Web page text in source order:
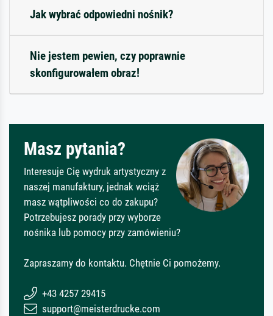
Jak wybrać odpowiedni nośnik?
Nie jestem pewien, czy poprawnie
skonfigurowałem obraz!
Masz pytania?
Interesuje Cię wydruk artystyczny z
naszej manufaktury, jednak wciąż
masz wątpliwości co do zakupu?
Potrzebujesz porady przy wyborze
nośnika lub pomocy przy zamówieniu?
Zapraszamy do kontaktu. Chętnie Ci pomożemy.
+43 4257 29415
support@meisterdrucke.com